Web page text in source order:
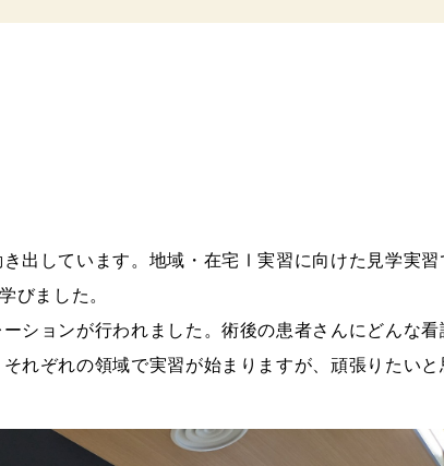
出しています。地域・在宅Ⅰ実習に向けた見学実習
びました。
ションが行われました。術後の患者さんにどんな看
れぞれの領域で実習が始まりますが、頑張りたいと